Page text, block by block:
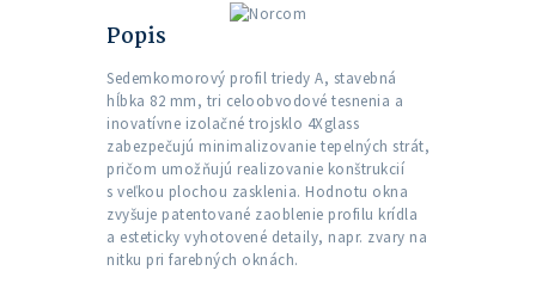
Popis
Sedemkomorový profil triedy A, stavebná
hĺbka 82 mm, tri celoobvodové tesnenia a
inovatívne izolačné trojsklo 4Xglass
zabezpečujú minimalizovanie tepelných strát,
pričom umožňujú realizovanie konštrukcií
s veľkou plochou zasklenia. Hodnotu okna
zvyšuje patentované zaoblenie profilu krídla
a esteticky vyhotovené detaily, napr. zvary na
nitku pri farebných oknách.